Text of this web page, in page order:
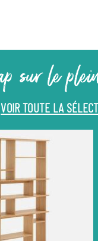
sur le
VOIR TOUTE LA